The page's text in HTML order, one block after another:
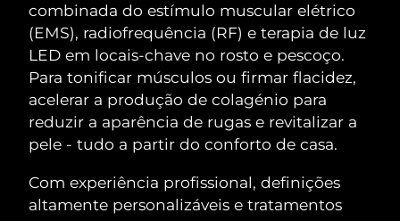
combinada do estímulo muscular elétrico
(EMS), radiofrequência (RF) e terapia de luz
LED em locais-chave no rosto e pescoço.
Para tonificar músculos ou firmar flacidez,
acelerar a produção de colagénio para
reduzir a aparência de rugas e revitalizar a
pele - tudo a partir do conforto de casa.
Com experiência profissional, definições
altamente personalizáveis e tratamentos
LUNA™ 4 Plus
Massage, LED heating
LUNA™ 4 Men
BEAR™ 2 go
Microcurrent toning on-the-go
BEAR™ 2 eyes & lips
Hidratação
UFO™ 3 kit
Deep facial hydration
UFO™ 3 LED
Near-infrared and red light therapy
device
Cuidado oral
issa™ 4
Hybrid silicone sonic toothbrush
issa™ 4 plus
Smart hybrid silicone sonic toothbrush
TRATAMENTO ANTIENVELHECIMENTO
FAQ™
Antienvelhecimento Tratamentos LED
NEW
Bósnia e
Herzegovina
Entrega prevista 8/11/26
Brunei Entrega prevista8/13/26
Bulgária Entrega prevista8/8/26
Chile Entrega prevista8/12/26